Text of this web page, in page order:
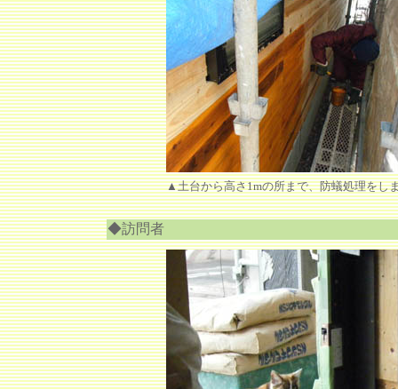
▲土台から高さ1mの所まで、防蟻処理をし
◆訪問者